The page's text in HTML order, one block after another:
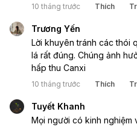
10 tháng trước Thích
Trương Yến
Lời khuyên tránh các thói
lá rất đúng. Chúng ảnh
hấp thu Canxi
10 tháng trước Thích
Tuyết Khanh
Mọi người có kinh nghiệm